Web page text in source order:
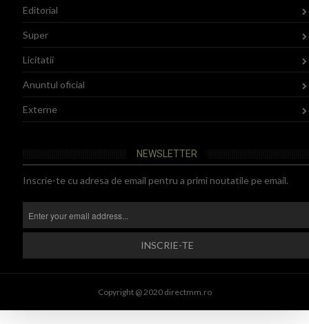
Editorial
Super
Licitatii
Anuntul oficial
Externe
NEWSLETTER
Inscrie-te cu adresa de email pentru a primi noutatile pe email.
Copyright @ 2020 directmm.ro